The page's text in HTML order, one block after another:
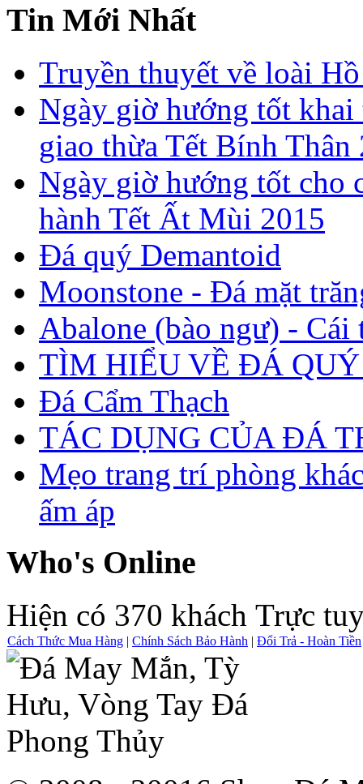
Tin Mới Nhất
Truyền thuyết về loài
Ngày giờ hướng tốt
giao thừa Tết Bính Thân
Ngày giờ hướng tốt cho
hành Tết Ất Mùi 2015
Đá quý Demantoid
Moonstone - Đá mặt
Abalone (bào ngư) - Cái
TÌM HIỂU VỀ ĐÁ QUÝ
Đá Cẩm Thạch
TÁC DỤNG CỦA ĐÁ
Mẹo trang trí phòng
ấm áp
Who's Online
Hiện có 370 khách Trực
Cách Thức Mua Hàng | Chính Sách Bảo Hành | Đổi Trả - Hoàn Tiền